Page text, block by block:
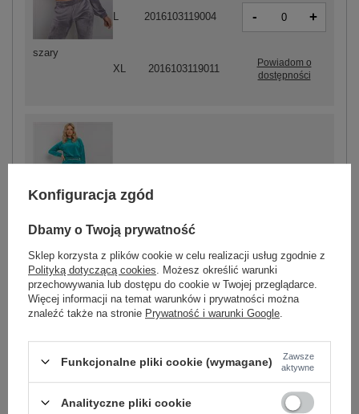
szary
L 2016103119004 - +
XL 2016103119011
Powiadom o
dostępności
Konfiguracja zgód
Dbamy o Twoją prywatność
Sklep korzysta z plików cookie w celu realizacji usług zgodnie z
Polityką dotyczącą cookies . Możesz określić warunki
przechowywania lub dostępu do cookie w Twojej przeglądarce.
Więcej informacji na temat warunków i prywatności można
znaleźć także na stronie Prywatność i warunki Google
Funkcjonalne pliki cookie (wymagane)
Zawsze
aktywne
Analityczne pliki cookie